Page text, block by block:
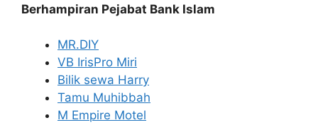
Berhampiran Pejabat Bank Islam
MR.DIY
VB IrisPro Miri
Bilik sewa Harry
Tamu Muhibbah
M Empire Motel